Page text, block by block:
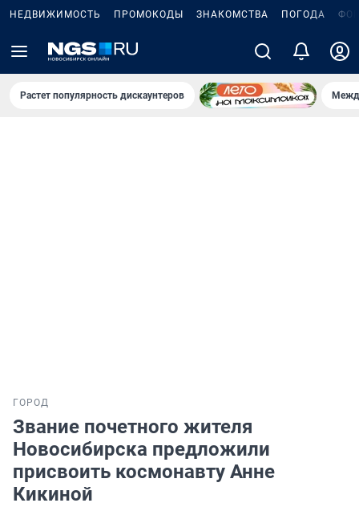
НЕДВИЖИМОСТЬ ПРОМОКОДЫ ЗНАКОМСТВА ПОГОДА
Растет популярность дискаунтеров
ГОРОД
Звание почетного жителя
Новосибирска предложили
присвоить космонавту Анне
Кикиной